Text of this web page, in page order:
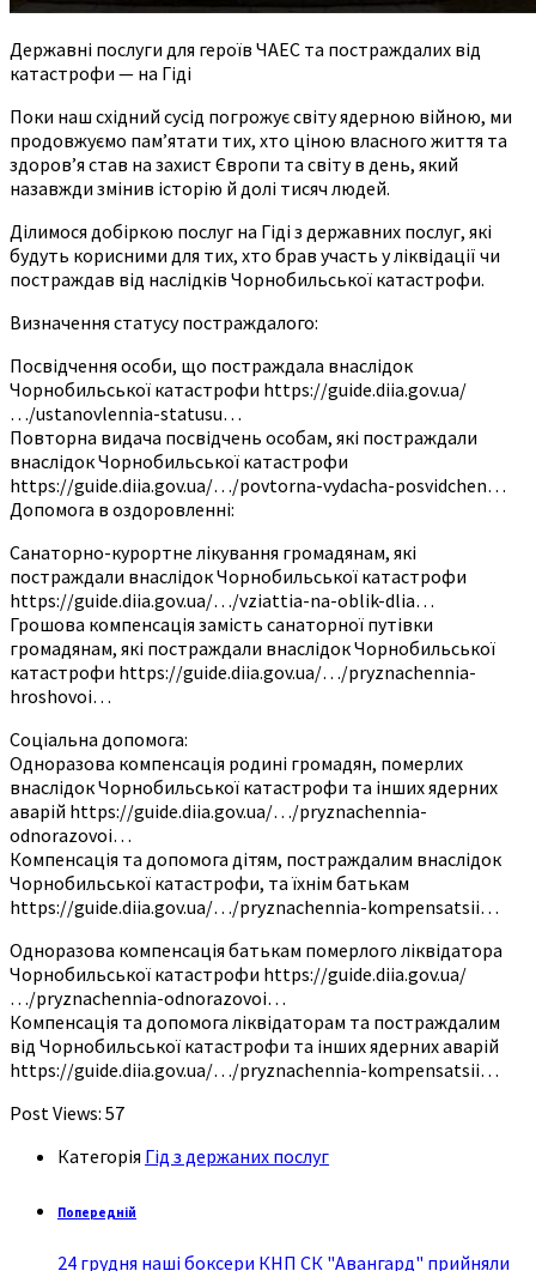
Державні послуги для героїв ЧАЕС та постраждалих від
катастрофи — на Гіді
Поки наш східний сусід погрожує світу ядерною війною, ми
продовжуємо пам’ятати тих, хто ціною власного життя та
здоров’я став на захист Європи та світу в день, який
назавжди змінив історію й долі тисяч людей.
Ділимося добіркою послуг на Гіді з державних послуг, які
будуть корисними для тих, хто брав участь у ліквідації чи
постраждав від наслідків Чорнобильської катастрофи.
Визначення статусу постраждалого:
Посвідчення особи, що постраждала внаслідок
Чорнобильської катастрофи https://guide.diia.gov.ua/
…/ustanovlennia-statusu…
Повторна видача посвідчень особам, які постраждали
внаслідок Чорнобильської катастрофи
https://guide.diia.gov.ua/…/povtorna-vydacha-posvidchen…
Допомога в оздоровленні:
Санаторно-курортне лікування громадянам, які
постраждали внаслідок Чорнобильської катастрофи
https://guide.diia.gov.ua/…/vziattia-na-oblik-dlia…
Грошова компенсація замість санаторної путівки
громадянам, які постраждали внаслідок Чорнобильської
катастрофи https://guide.diia.gov.ua/…/pryznachennia-
hroshovoi…
Соціальна допомога:
Одноразова компенсація родині громадян, померлих
внаслідок Чорнобильської катастрофи та інших ядерних
аварій https://guide.diia.gov.ua/…/pryznachennia-
odnorazovoi…
Компенсація та допомога дітям, постраждалим внаслідок
Чорнобильської катастрофи, та їхнім батькам
https://guide.diia.gov.ua/…/pryznachennia-kompensatsii…
Одноразова компенсація батькам померлого ліквідатора
Чорнобильської катастрофи https://guide.diia.gov.ua/
…/pryznachennia-odnorazovoi…
Компенсація та допомога ліквідаторам та постраждалим
від Чорнобильської катастрофи та інших ядерних аварій
https://guide.diia.gov.ua/…/pryznachennia-kompensatsii…
Post Views: 57
Категорія Гід з держаних послуг
Попередній
24 грудня наші боксери КНП СК "Авангард" прийняли